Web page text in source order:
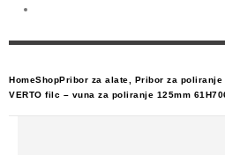
HomeShopPribor za alate
Pribor za poliranje
VERTO filc – vuna za poliranje 125mm